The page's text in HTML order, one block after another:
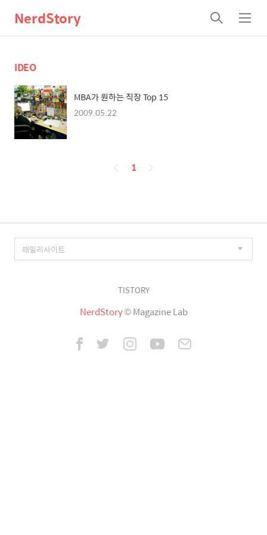
NerdStory
검
색
메
뉴
IDEO
MBA가 원하는 직장 Top 15
2009.05.22
페
1
TISTORY
NerdStory© Magazine Lab